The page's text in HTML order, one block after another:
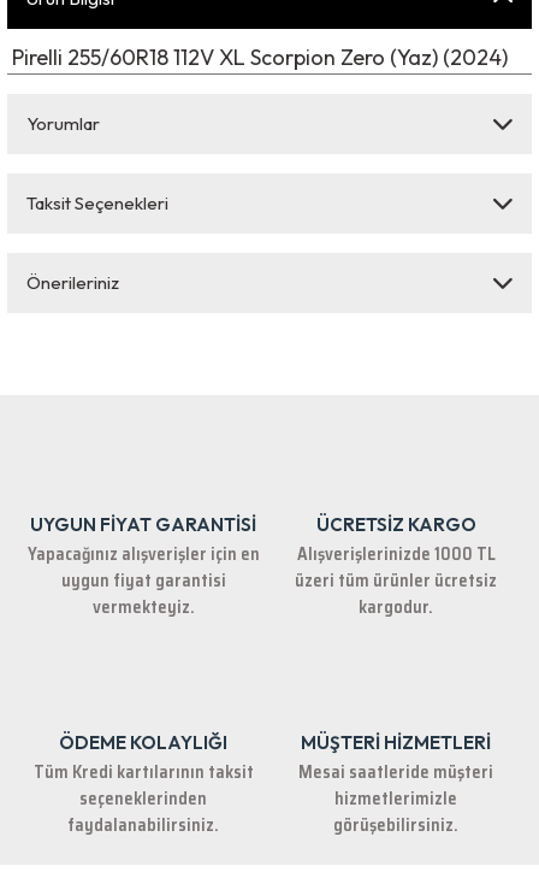
Pirelli 255/60R18 112V XL Scorpion Zero (Yaz) (2024)
Yorumlar
Bu ürüne ilk yorumu siz yapın!
Taksit Seçenekleri
Önerileriniz
Ürün bilgilerinde hatalar bulunuyor.
Ürün fiyatı diğer sitelerden daha pahalı.
Bu ürüne benzer farklı alternatifler olmalı.
UYGUN FİYAT GARANTİSİ
Yapacağınız alışverişler için en
uygun fiyat garantisi
vermekteyiz.
ÜCRETSİZ KARGO
Alışverişlerinizde 1000 TL
üzeri tüm ürünler ücretsiz
kargodur.
ÖDEME KOLAYLIĞI
Tüm Kredi kartılarının taksit
seçeneklerinden
faydalanabilirsiniz.
MÜŞTERİ HİZMETLERİ
Mesai saatleride müşteri
hizmetlerimizle
görüşebilirsiniz.